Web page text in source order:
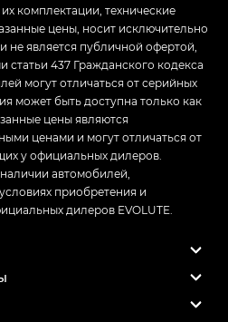
комплектации, технические
цены, носит исключительно
является публичной офертой,
437 Гражданского кодекса
могут отличаться от серийных
может быть доступна только как
цены являются
ценами и могут отличаться от
у официальных дилеров.
автомобилей,
приобретения и
дилеров EVOLUTE.